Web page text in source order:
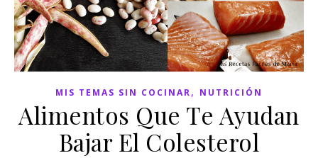
MIS TEMAS SIN COCINAR, NUTRICIÓN
Alimentos Que Te Ayudan
Bajar El Colesterol